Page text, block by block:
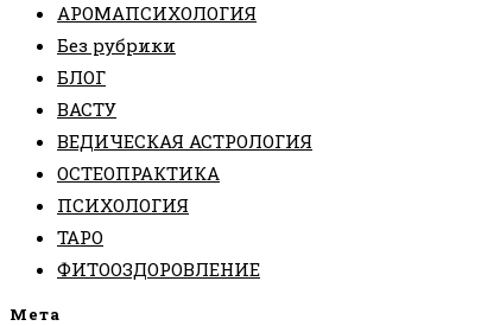
АРОМАПСИХОЛОГИЯ
Без рубрики
БЛОГ
ВАСТУ
ВЕДИЧЕСКАЯ АСТРОЛОГИЯ
ОСТЕОПРАКТИКА
ПСИХОЛОГИЯ
ТАРО
ФИТООЗДОРОВЛЕНИЕ
Мета